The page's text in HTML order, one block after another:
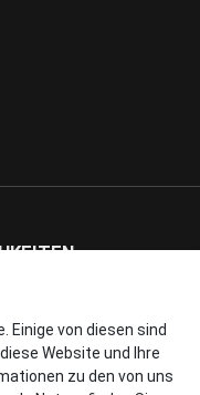
MIT
Einige von diesen sind
Website und Ihre
zu den von uns